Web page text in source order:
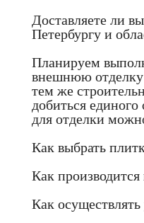
Доставляете ли
Петербургу и
Планируем
внешнюю
тем же
добиться
для отделки
Как выбрать
Как
Как осуществлять